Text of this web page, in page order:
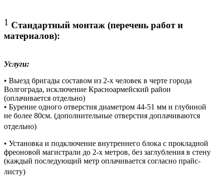
1 Стандартный монтаж (перечень работ и
материалов):
Услуги:
• Выезд бригады составом из 2-х человек в черте города
Волгограда, исключение Красноармейский район
(оплачивается отдельно)
• Бурение одного отверстия диаметром 44-51 мм и глубиной
не более 80см. (дополнительные отверстия доплачиваются
отдельно)
• Установка и подключение внутреннего блока с прокладной
фреоновой магистрали до 2-х метров, без заглубления в стену
(каждый последующий метр оплачивается согласно прайс-
листу)